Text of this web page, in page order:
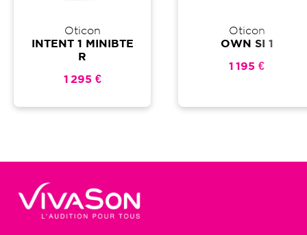
Oticon
INTENT 1 MINIBTE
R
1 295 €
Oticon
OWN SI 1
1 195 €